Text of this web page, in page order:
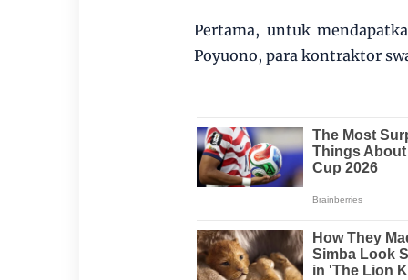
Pertama, untuk
Poyuono, para kontraktor